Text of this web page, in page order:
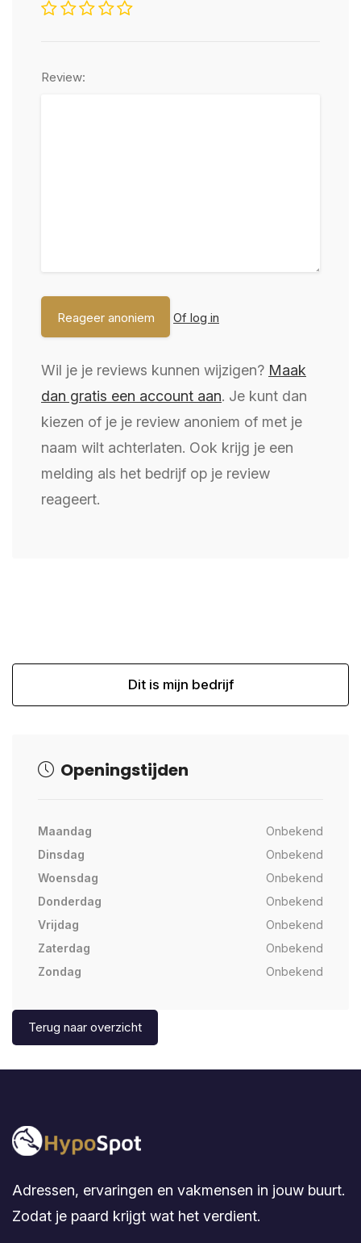
Review:
Of log in
Wil je je reviews kunnen wijzigen? Maak
dan gratis een account aan. Je kunt dan
kiezen of je je review anoniem of met je
naam wilt achterlaten. Ook krijg je een
melding als het bedrijf op je review
reageert.
Dit is mijn bedrijf
Openingstijden
Maandag
Onbekend
Dinsdag
Onbekend
Woensdag
Onbekend
Donderdag
Onbekend
Vrijdag
Onbekend
Zaterdag
Onbekend
Zondag
Onbekend
Terug naar overzicht
Adressen, ervaringen en vakmensen in jouw buurt.
Zodat je paard krijgt wat het verdient.